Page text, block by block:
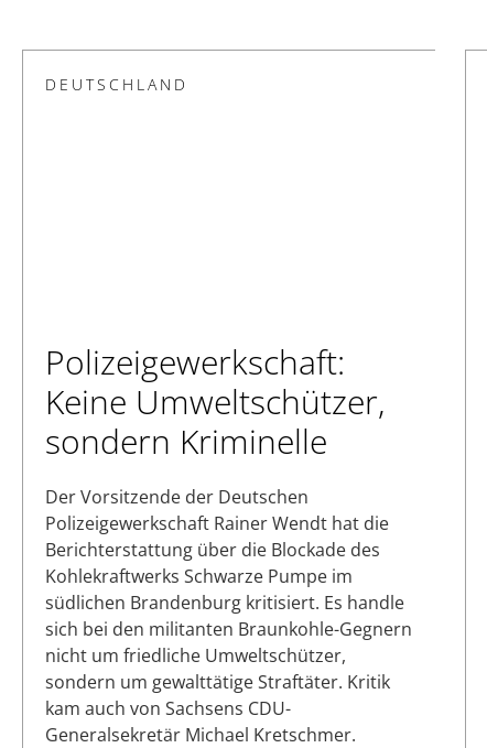
DEUTSCHLAND
Polizeigewerkschaft:
Keine Umweltschützer,
sondern Kriminelle
Der Vorsitzende der Deutschen
Polizeigewerkschaft Rainer Wendt hat die
Berichterstattung über die Blockade des
Kohlekraftwerks Schwarze Pumpe im
südlichen Brandenburg kritisiert. Es handle
sich bei den militanten Braunkohle-Gegnern
nicht um friedliche Umweltschützer,
sondern um gewalttätige Straftäter. Kritik
kam auch von Sachsens CDU-
Generalsekretär Michael Kretschmer.